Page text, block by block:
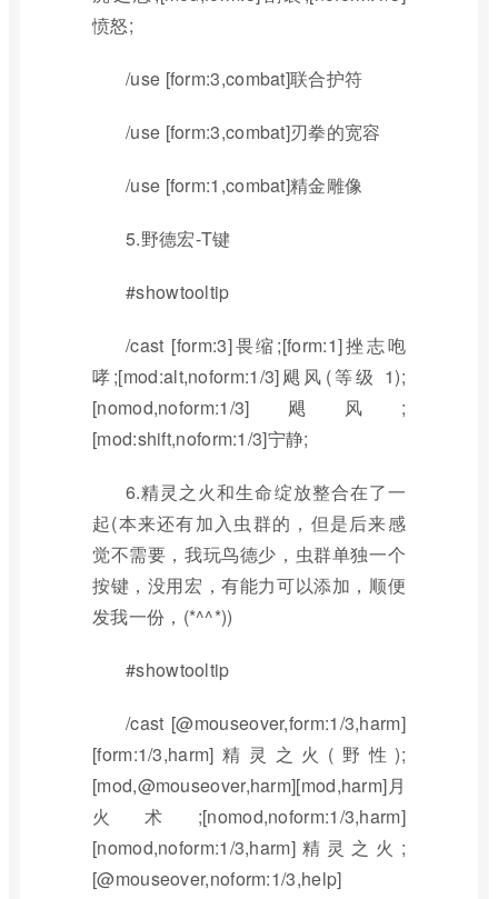
愤怒;
/use [form:3,combat]联合护符
/use [form:3,combat]刃拳的宽容
/use [form:1,combat]精金雕像
5.野德宏-T键
#showtooltip
/cast [form:3]畏缩;[form:1]挫志咆
哮;[mod:alt,noform:1/3]飓风(等级 1);
[nomod,noform:1/3]飓风;
[mod:shift,noform:1/3]宁静;
6.精灵之火和生命绽放整合在了一
起(本来还有加入虫群的，但是后来感
觉不需要，我玩鸟德少，虫群单独一个
按键，没用宏，有能力可以添加，顺便
发我一份，(*^^*))
#showtooltip
/cast [@mouseover,form:1/3,harm]
[form:1/3,harm]精灵之火(野性);
[mod,@mouseover,harm][mod,harm]月
火术;[nomod,noform:1/3,harm]
[nomod,noform:1/3,harm]精灵之火;
[@mouseover,noform:1/3,help]